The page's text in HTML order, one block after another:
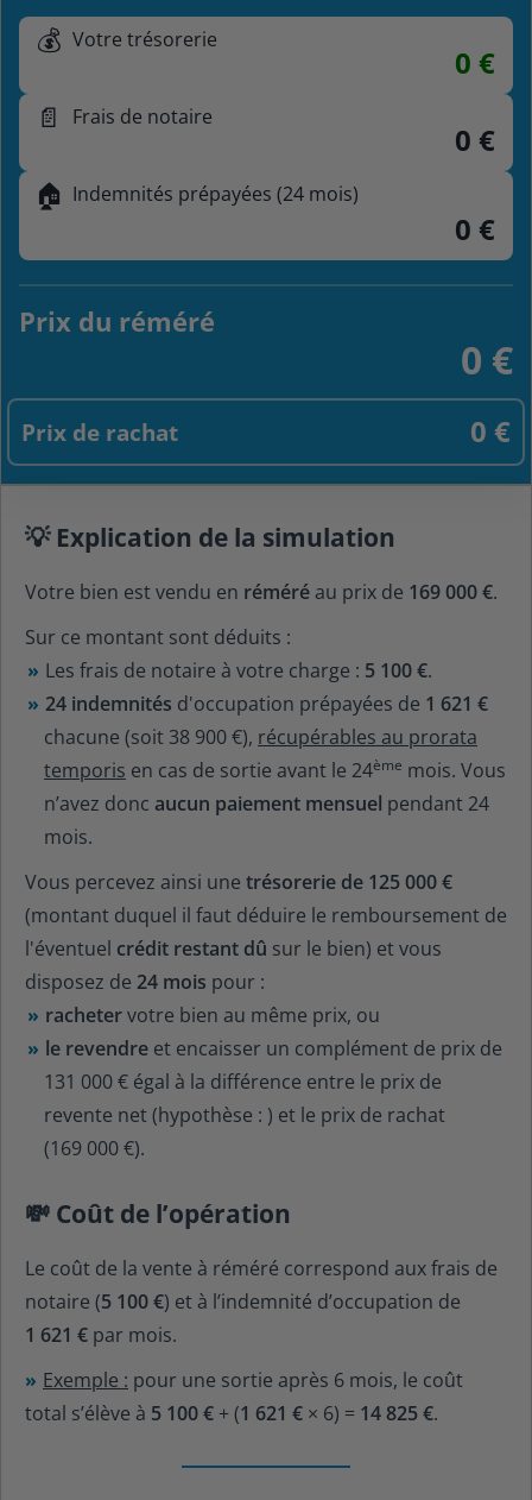
💰 Votre trésorerie
0 €
📄 Frais de notaire
0 €
🏠 Indemnités prépayées (24 mois)
0 €
Prix du réméré
0 €
Prix de rachat 0 €
💡 Explication de la simulation
Votre bien est vendu en réméré au prix de 169 000 €.
Sur ce montant sont déduits :
Les frais de notaire à votre charge : 5 100 €.
24indemnités d'occupation prépayées de 1 621 €
chacune (soit 38 900 €), récupérables au prorata
temporis en cas de sortie avant le 24ème mois. Vous
n’avez donc aucun paiement mensuel pendant 24
mois.
Vous percevez ainsi une trésorerie de 125 000 €
(montant duquel il faut déduire le remboursement de
l'éventuel crédit restant dû sur le bien) et vous
disposez de 24 mois pour :
rachetervotre bien au même prix, ou
le revendreet encaisser un complément de prix de
131 000 € égal à la différence entre le prix de
revente net (hypothèse : ) et le prix de rachat
(169 000 €).
💸 Coût de l’opération
Le coût de la vente à réméré correspond aux frais de
notaire (5 100 €) et à l’indemnité d’occupation de
1 621 € par mois.
Exemple : pour une sortie après 6 mois, le coût
total s’élève à 5 100 € + (1 621 € × 6) = 14 825 €.